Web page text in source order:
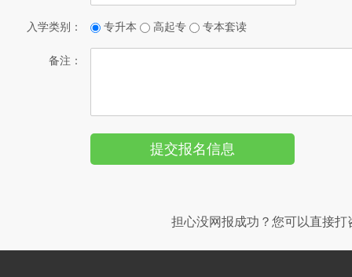
入学类别： 专升本 高起专 专本套读
备注：
担心没网报成功？您可以直接